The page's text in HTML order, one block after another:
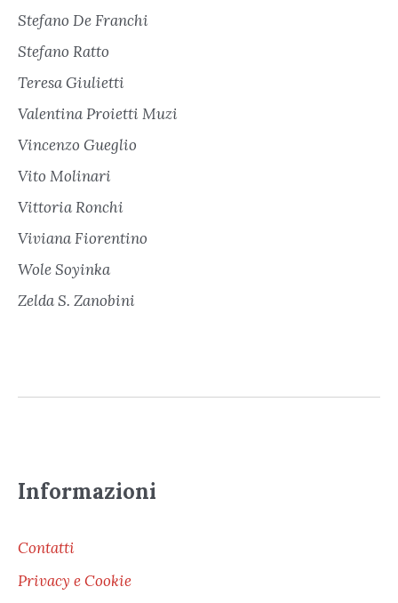
Stefano De Franchi
Stefano Ratto
Teresa Giulietti
Valentina Proietti Muzi
Vincenzo Gueglio
Vito Molinari
Vittoria Ronchi
Viviana Fiorentino
Wole Soyinka
Zelda S. Zanobini
Informazioni
Contatti
Privacy e Cookie